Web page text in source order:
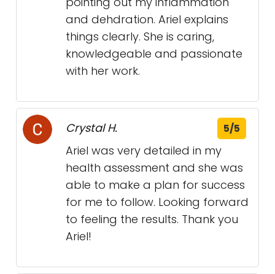
and dehdration. Ariel explains
things clearly. She is caring,
knowledgeable and passionate
with her work.
Crystal H. 5/5
Ariel was very detailed in my
health assessment and she was
able to make a plan for success
for me to follow. Looking forward
to feeling the results. Thank you
Ariel!